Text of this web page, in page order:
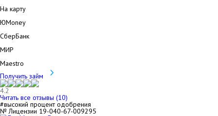
На карту
ЮMoney
СберБанк
МИР
Maestro
Получить займ
4.2
Читать все отзывы (10)
#высокий процент одобрения
№ Лицензии 19-040-67-009295